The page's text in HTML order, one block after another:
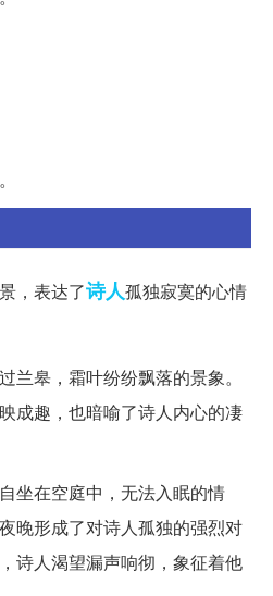
，表达了诗人孤独寂寞的心情
兰皋，霜叶纷纷飘落的景象。
成趣，也暗喻了诗人内心的凄
坐在空庭中，无法入眠的情
晚形成了对诗人孤独的强烈对
诗人渴望漏声响彻，象征着他